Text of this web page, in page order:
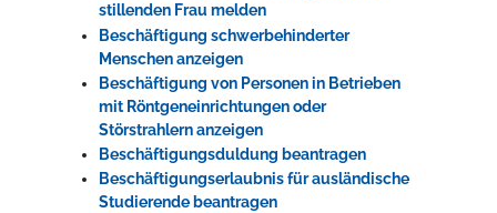
stillenden Frau melden
Beschäftigung schwerbehinderter
Menschen anzeigen
Beschäftigung von Personen in Betrieben
mit Röntgeneinrichtungen oder
Störstrahlern anzeigen
Beschäftigungsduldung beantragen
Beschäftigungserlaubnis für ausländische
Studierende beantragen